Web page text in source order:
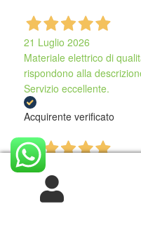
21 Luglio 2026
Materiale elettrico di
rispondono alla
Servizio eccellente.
Acquirente verificato
21 Luglio 2026
Direi che la mia
veloce, prezzo molto